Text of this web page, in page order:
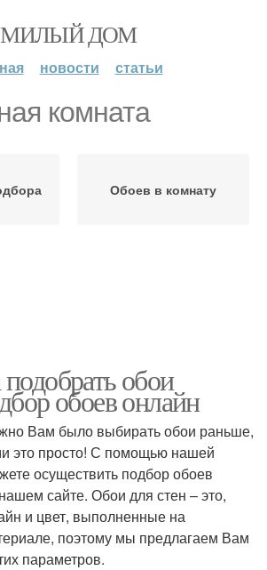
МИЛЫЙ ДОМ
новости статьи
комната
Обоев в комнату
обои
обоев онлайн
Вам было выбирать обои раньше,
это просто! С помощью нашей
осуществить подбор обоев
сайте. Обои для стен – это,
и цвет, выполненные на
поэтому мы предлагаем Вам
параметров.